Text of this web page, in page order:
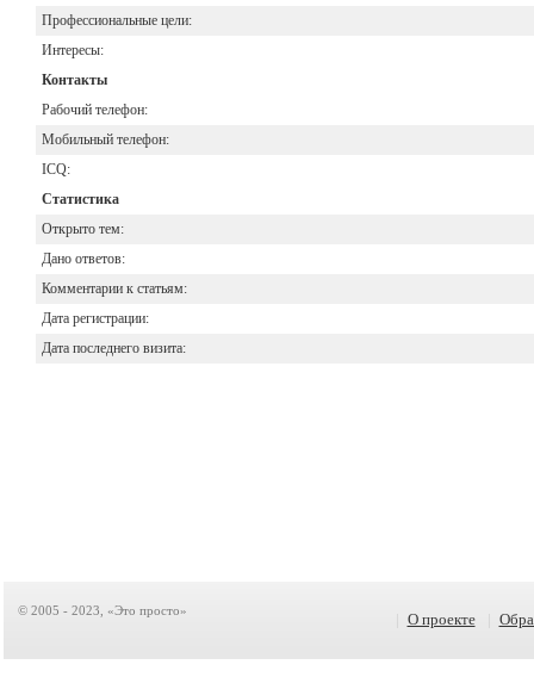
Профессиональные цели:
Интересы:
Контакты
Рабочий телефон:
Мобильный телефон:
ICQ:
Статистика
Открыто тем:
Дано ответов:
Комментарии к статьям:
Дата регистрации:
Дата последнего визита:
© 2005 - 2023, «Это просто» О проекте